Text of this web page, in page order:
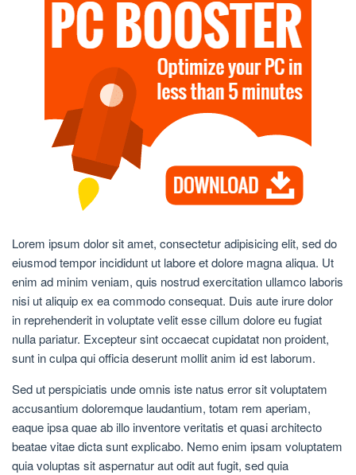
Lorem ipsum dolor sit amet, consectetur adipisicing elit, sed do
eiusmod tempor incididunt ut labore et dolore magna aliqua. Ut
enim ad minim veniam, quis nostrud exercitation ullamco laboris
nisi ut aliquip ex ea commodo consequat. Duis aute irure dolor
in reprehenderit in voluptate velit esse cillum dolore eu fugiat
nulla pariatur. Excepteur sint occaecat cupidatat non proident,
sunt in culpa qui officia deserunt mollit anim id est laborum.
Sed ut perspiciatis unde omnis iste natus error sit voluptatem
accusantium doloremque laudantium, totam rem aperiam,
eaque ipsa quae ab illo inventore veritatis et quasi architecto
beatae vitae dicta sunt explicabo. Nemo enim ipsam voluptatem
quia voluptas sit aspernatur aut odit aut fugit, sed quia